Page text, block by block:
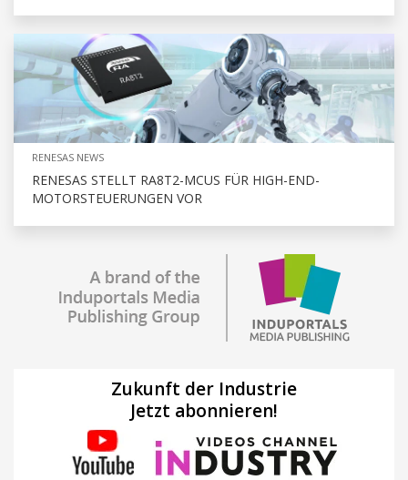
RENESAS NEWS
RENESAS STELLT RA8T2-MCUS FÜR HIGH-END-
MOTORSTEUERUNGEN VOR
Zukunft der Industrie
Jetzt abonnieren!